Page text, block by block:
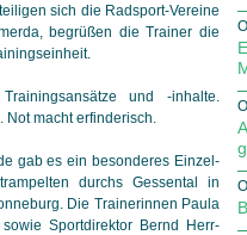
sich die Radsport-Vereine
begrüßen die Trainer die
und -inhalte.
Not macht erfinderisch.
gab es ein besonderes Ein­zel­
durchs Gessental in
Die Trainerinnen Paula
Sportdirektor Bernd Herr­